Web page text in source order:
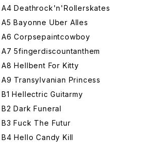
A4 Deathrock'n'Rollerskates
A5 Bayonne Uber Alles
A6 Corpsepaintcowboy
A7 5fingerdiscountanthem
A8 Hellbent For Kitty
A9 Transylvanian Princess
B1 Hellectric Guitarmy
B2 Dark Funeral
B3 Fuck The Futur
B4 Hello Candy Kill